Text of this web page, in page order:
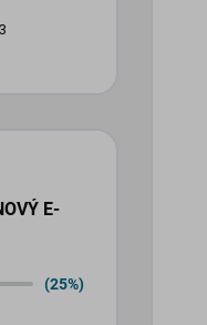
E-
(25%)